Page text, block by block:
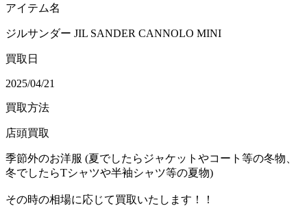
アイテム名
ジルサンダー JIL SANDER CANNOLO MINI
買取日
2025/04/21
買取方法
店頭買取
季節外のお洋服 (夏でしたらジャケットやコート等の冬物、
冬でしたらTシャツや半袖シャツ等の夏物)
その時の相場に応じて買取いたします！！